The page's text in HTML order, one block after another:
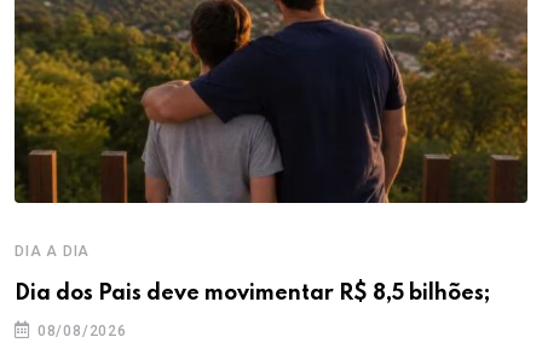
DIA A DIA
Dia dos Pais deve movimentar R$ 8,5 bilhões;
08/08/2026